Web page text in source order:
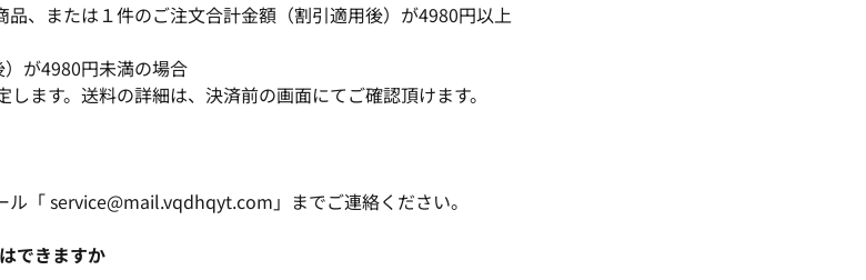
品、または１件のご注文合計金額（割引適用後）が4980円以上
が4980円未満の場合
ます。送料の詳細は、決済前の画面にてご確認頂けます。
ル「 service@mail.vqdhqyt.com」までご連絡ください。
できますか